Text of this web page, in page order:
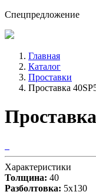
Спецпредложение
Главная
Каталог
Проставки
Проставка
Характеристики
Толщина: 40
Разболтовка: 5x130